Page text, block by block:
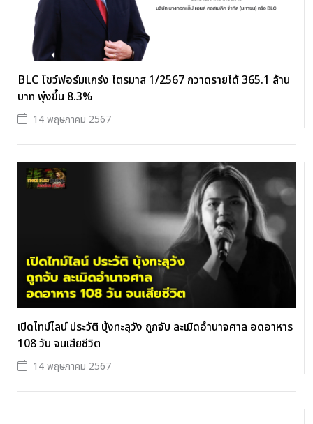
BLC โชว์ฟอร์มแกร่ง ไตรมาส 1/2567 กวาดรายได้ 365.1 ล้าน
บาท พุ่งขึ้น 8.3%
14 พฤษภาคม 2567
เปิดไทม์ไลน์ ประวัติ บุ้งทะลุวัง ถูกจับ ละเมิดอำนาจศาล อดอาหาร
108 วัน จนเสียชีวิต
14 พฤษภาคม 2567